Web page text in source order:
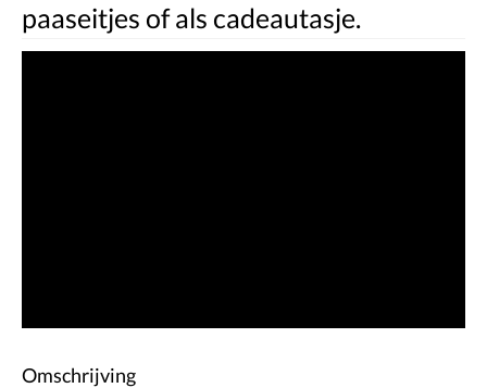
paaseitjes of als cadeautasje.
Omschrijving